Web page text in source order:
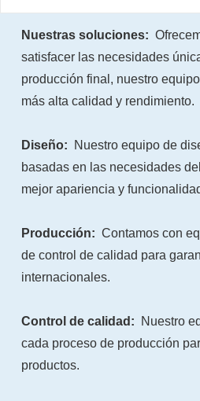
Nuestras soluciones:
satisfacer las necesidades
producción final, nuestro
más alta calidad y rendimiento.
Diseño:
Nuestro equipo de
basadas en las necesidades
mejor apariencia y
Producción: Contamos con
de control de calidad para
internacionales.
Control de calidad:
Nuestro
cada proceso de producción
productos.